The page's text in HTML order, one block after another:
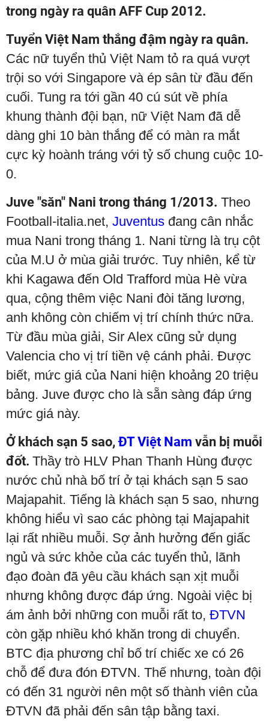
trong ngày ra quân AFF Cup 2012.
Tuyển Việt Nam thắng đậm ngày ra quân.
Các nữ tuyển thủ Việt Nam tỏ ra quá vượt
trội so với Singapore và ép sân từ đầu đến
cuối. Tung ra tới gần 40 cú sút về phía
khung thành đội bạn, nữ Việt Nam đã dễ
dàng ghi 10 bàn thắng để có màn ra mắt
cực kỳ hoành tráng với tỷ số chung cuộc 10-
0.
Juve "săn" Nani trong tháng 1/2013. Theo
Football-italia.net, Juventus đang cân nhắc
mua Nani trong tháng 1. Nani từng là trụ cột
của M.U ở mùa giải trước. Tuy nhiên, kể từ
khi Kagawa đến Old Trafford mùa Hè vừa
qua, cộng thêm việc Nani đòi tăng lương,
anh không còn chiếm vị trí chính thức nữa.
Từ đầu mùa giải, Sir Alex cũng sử dụng
Valencia cho vị trí tiền vệ cánh phải. Được
biết, mức giá của Nani hiện khoảng 20 triệu
bảng. Juve được cho là sẵn sàng đáp ứng
mức giá này.
Ở khách sạn 5 sao,ĐT Việt Nam vẫn bị muỗi
đốt. Thầy trò HLV Phan Thanh Hùng được
nước chủ nhà bố trí ở tại khách sạn 5 sao
Majapahit. Tiếng là khách sạn 5 sao, nhưng
không hiểu vì sao các phòng tại Majapahit
lại rất nhiều muỗi. Sợ ảnh hưởng đến giấc
ngủ và sức khỏe của các tuyển thủ, lãnh
đạo đoàn đã yêu cầu khách sạn xịt muỗi
nhưng không được đáp ứng. Ngoài việc bị
ám ảnh bởi những con muỗi rất to, ĐTVN
còn gặp nhiều khó khăn trong di chuyển.
BTC địa phương chỉ bố trí chiếc xe có 26
chỗ để đưa đón ĐTVN. Thế nhưng, toàn đội
có đến 31 người nên một số thành viên của
ĐTVN đã phải đến sân tập bằng taxi.